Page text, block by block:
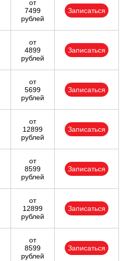
от
7499
рублей
Записаться
от
4899
рублей
Записаться
от
5699
рублей
Записаться
от
12899
рублей
Записаться
от
8599
рублей
Записаться
от
12899
рублей
Записаться
от
8599
рублей
Записаться